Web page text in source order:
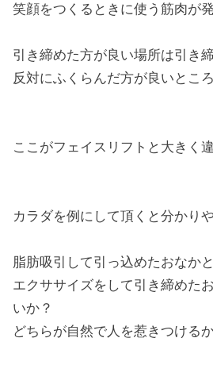
笑顔をつくるときに使う筋肉が
引き締めた方が良い場所は引き締
反対にふくらんだ方が良いとこ
ここがフェイスリフトと大きく
カラダを例にして頂くと分かりや
脂肪吸引して引っ込めたおなかと
エクササイズをして引き締めた
いか？
どちらが自然で人を惹きつける